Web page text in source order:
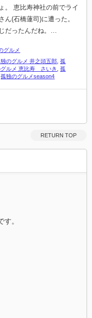
。 恵比寿神社の前でライ
ん(石橋蓮司)に遭った。
だったんだね。…
グルメ
のグルメ 井之頭五郎 ,孤
グルメ 恵比寿 さいき ,孤
,孤独のグルメseason4
RETURN TOP
。